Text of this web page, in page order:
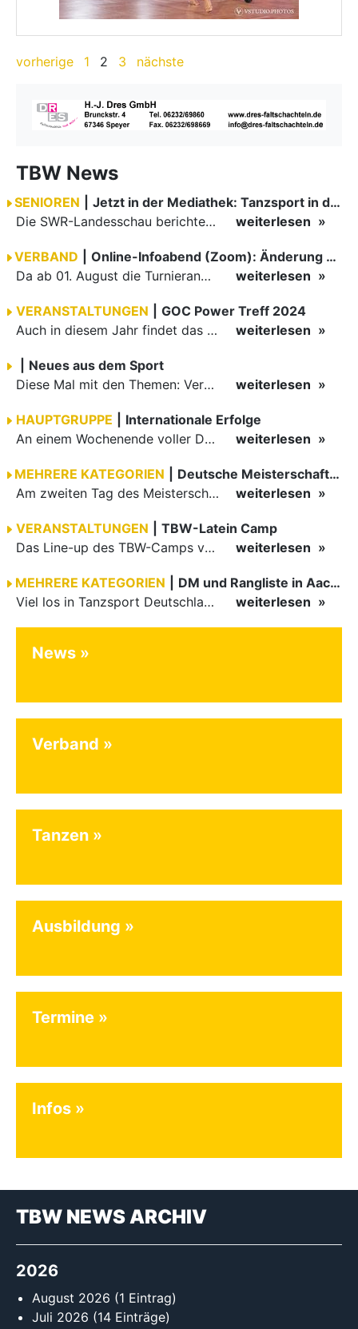
vorherige 1 2 3 nächste
TBW News
SENIOREN
Jetzt in der Mediathek: Tanzsport in der SWR-Landesschau
Die SWR-Landesschau berichtete am 13. Juni über Friedhelm und Rose-Marie Bender vom Tanzsport-Zentrum Mosbach.
weiterlesen
VERBAND
Online-Infoabend (Zoom): Änderung Turnieranmeldungen
Da ab 01. August die Turnieranmeldungen nicht mehr über Phoenix laufen werden, sondern direkt über die ESV, bietet die Geschäftsstelle zwei Infoabende für Sportwarte zu diesem Thema an.
weiterlesen
VERANSTALTUNGEN
GOC Power Treff 2024
Auch in diesem Jahr findet das traditionelle "GOC Power Treff" statt. Die Verbandstrainer Tasja Schulz-Novoselov, Anatoliy Novoselov und Emanuil Karakatsanis laden für den 5. bis 7 August 2024 dazu ein.
weiterlesen
Neues aus dem Sport
Diese Mal mit den Themen: Verdachtsmeldung, Laufzettel, Turniere: Planung - Anmeldung - Durchführung, Turniere: Zeitplanvorlage, FAQ
weiterlesen
HAUPTGRUPPE
Internationale Erfolge
An einem Wochenende voller Deutscher Meisterschaften im Tanzsport und einer Fußball Europameisterschaft in Deutschland, reisten dennoch TBW-Paare ins Ausland und traten bei WDSF International Open in…
weiterlesen
MEHRERE KATEGORIEN
Deutsche Meisterschaften in Fürth, Tag 2
Am zweiten Tag des Meisterschaftswochenendes in Fürth standen die Deutschen Meisterschaften der Jugend A Kombination sowie der Deutschlandcup der Hauptgruppe A Latein im Fokus.
weiterlesen
VERANSTALTUNGEN
TBW-Latein Camp
Das Line-up des TBW-Camps vom 28. bis 30. Juni 2024 kann sich sehen lassen: Julie Fryer, Manuela Faller, Sergey Surkov, Holger Nitsche, Emanuil Karakatsanis und Sergiu Luca. Anmelden und mitmachen!
weiterlesen
MEHRERE KATEGORIEN
DM und Rangliste in Aachen
Viel los in Tanzsport Deutschland an diesem Wochenende: Deutsche Meisterschaften Kombination in Fürth, Deutsche Meisterschaften Formationen JMC in Frankfurt und weitere Deutsche Meisterschaften der Masters…
weiterlesen
News
Verband
Tanzen
Ausbildung
Termine
Infos
TBW NEWS ARCHIV
2026
August 2026 (1 Eintrag)
Juli 2026 (14 Einträge)